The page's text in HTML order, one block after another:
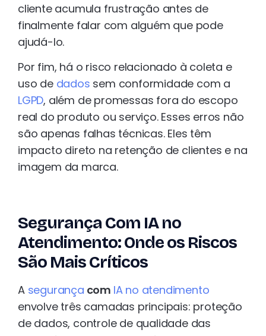
cliente acumula frustração antes de
finalmente falar com alguém que pode
ajudá-lo.
Por fim, há o risco relacionado à coleta e
uso de dados sem conformidade com a
LGPD, além de promessas fora do escopo
real do produto ou serviço. Esses erros não
são apenas falhas técnicas. Eles têm
impacto direto na retenção de clientes e na
imagem da marca.
Segurança Com IA no
Atendimento: Onde os Riscos
São Mais Críticos
A segurança com IA no atendimento
envolve três camadas principais: proteção
de dados, controle de qualidade das